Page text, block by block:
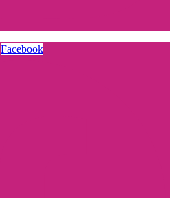
Facebook